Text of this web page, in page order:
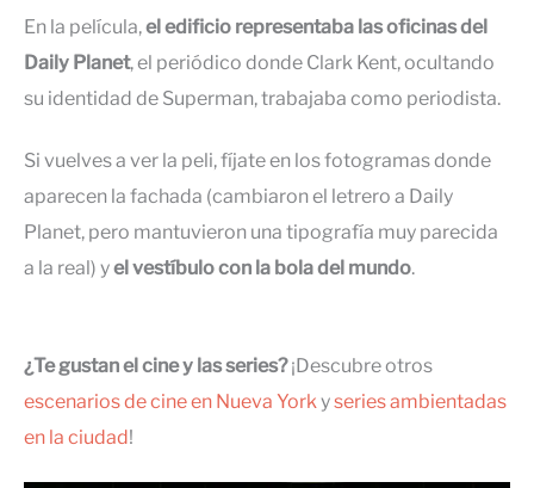
En la película,el edificio representaba las oficinas del
Daily Planet, el periódico donde Clark Kent, ocultando
su identidad de Superman, trabajaba como periodista.
Si vuelves a ver la peli, fíjate en los fotogramas donde
aparecen la fachada (cambiaron el letrero a Daily
Planet, pero mantuvieron una tipografía muy parecida
a la real) yel vestíbulo con la bola del mundo.
¿Te gustan el cine y las series?¡Descubre otros
escenarios de cine en Nueva York yseries ambientadas
en la ciudad!